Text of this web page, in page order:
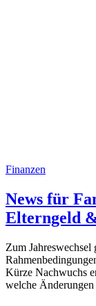
Finanzen
News für
Elterngeld
Zum Jahreswechsel
Kürze Nachwuchs
welche Änderungen